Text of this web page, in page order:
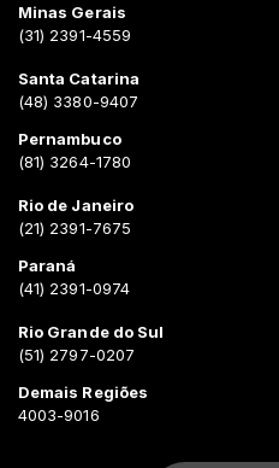
Minas Gerais
(31) 2391-4559
Santa Catarina
(48) 3380-9407
Pernambuco
(81) 3264-1780
Rio de Janeiro
(21) 2391-7675
Paraná
(41) 2391-0974
Rio Grande do Sul
(51) 2797-0207
Demais Regiões
4003-9016